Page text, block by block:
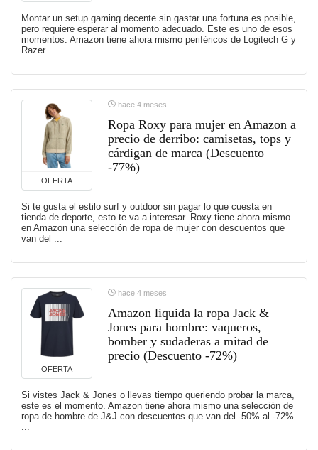
Montar un setup gaming decente sin gastar una fortuna es posible,
pero requiere esperar al momento adecuado. Este es uno de esos
momentos. Amazon tiene ahora mismo periféricos de Logitech G y
Razer ...
OFERTA
hace 4 meses
Ropa Roxy para mujer en Amazon a
precio de derribo: camisetas, tops y
cárdigan de marca (Descuento
-77%)
Si te gusta el estilo surf y outdoor sin pagar lo que cuesta en
tienda de deporte, esto te va a interesar. Roxy tiene ahora mismo
en Amazon una selección de ropa de mujer con descuentos que
van del ...
OFERTA
hace 4 meses
Amazon liquida la ropa Jack &
Jones para hombre: vaqueros,
bomber y sudaderas a mitad de
precio (Descuento -72%)
Si vistes Jack & Jones o llevas tiempo queriendo probar la marca,
este es el momento. Amazon tiene ahora mismo una selección de
ropa de hombre de J&J con descuentos que van del -50% al -72%
...